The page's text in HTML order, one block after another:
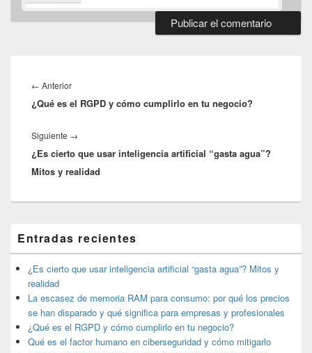
de
entradas
← AnteriorEntrada
anterior:
¿Qué es el RGPD y cómo cumplirlo en tu negocio?
Siguiente →
siguiente:
¿Es cierto que usar inteligencia artificial “gasta agua”?
Mitos y realidad
área
de
widget
barra
lateral
primaria
Entradas recientes
¿Es cierto que usar inteligencia artificial “gasta agua”? Mitos y
realidad
La escasez de memoria RAM para consumo: por qué los precios
se han disparado y qué significa para empresas y profesionales
¿Qué es el RGPD y cómo cumplirlo en tu negocio?
Qué es el factor humano en ciberseguridad y cómo mitigarlo